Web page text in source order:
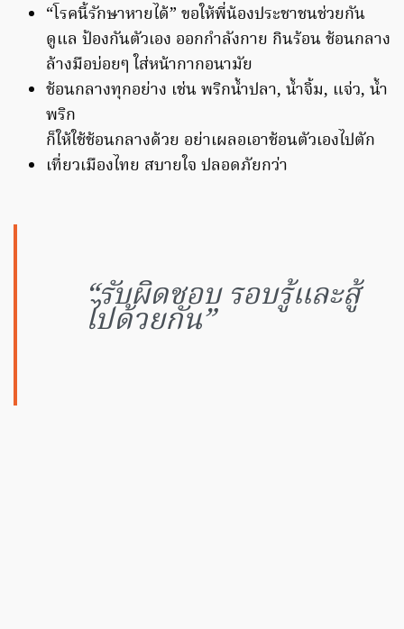
“โรคนี้รักษาหายได้” ขอให้พี่น้องประชาชนช่วยกัน
ดูแล ป้องกันตัวเอง ออกกำลังกาย กินร้อน ช้อนกลาง
ล้างมือบ่อยๆ ใส่หน้ากากอนามัย
ช้อนกลางทุกอย่าง เช่น พริกน้ำปลา, น้ำจิ้ม, แจ่ว, น้ำ
พริก
ก็ให้ใช้ช้อนกลางด้วย อย่าเผลอเอาช้อนตัวเองไปตัก
เที่ยวเมืองไทย สบายใจ ปลอดภัยกว่า
“รับผิดชอบ รอบรู้และสู้
ไปด้วยกัน”